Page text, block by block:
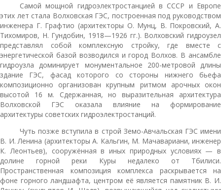
Самой мощной гидроэлектростанцией в СССР и Европе
этих лет стала Волховская ГЭС, построенная под руководством
инженера Г. Графтио (архитекторы О. Мунц, В. Покровский, А.
Тихомиров, Н. Гундобин, 1918—1926 гг.). Волховский гидроузел
представлял собой комплексную стройку, где вместе с
энергетической базой возводился и город Волхов. В ансамбле
гидроузла доминирует монументальное 200-метровой длины
здание ГЭС, фасад которого со стороны нижнего бьефа
композиционно организован крупным ритмом арочных окон
высотой 16 м. Сдержанная, но выразительная архитектура
Волховской ГЭС оказала влияние на формирование
архитектуры советских гидроэлектростанций.
Чуть позже вступила в строй Земо-Авчальская ГЭС имени
В. И. Ленина (архитекторы А. Кальгин, М. Мачавариани, инженер
К. Леонтьев), сооружённая в иных природных условиях — в
долине горной реки Куры недалеко от Тбилиси.
Пространственная композиция комплекса раскрывается на
фоне горного ландшафта, центром её является памятник В. И.